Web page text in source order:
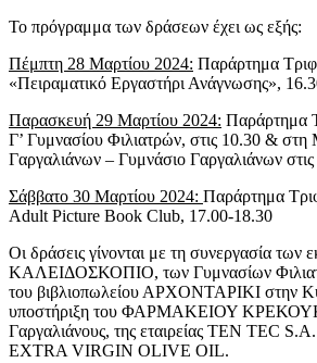
Το πρόγραμμα των δράσεων έχει ως εξής:
Πέμπτη 28 Μαρτίου 2024: Παράρτημα
«Πειραματικό Εργαστήρι Ανάγνωσης»,
Παρασκευή 29 Μαρτίου 2024: Παράρτημα
Γ’ Γυμνασίου Φιλιατρών, στις 10.30 & στη
Γαργαλιάνων – Γυμνάσιο Γαργαλιάνων
Σάββατο 30 Μαρτίου 2024: Παράρτημα
Adult Picture Book Club, 17.00-18.30
Οι δράσεις γίνονται με τη συνεργασία των
ΚΑΛΕΙΔΟΣΚΟΠΙΟ, των Γυμνασίων
του βιβλιοπωλείου ΑΡΧΟΝΤΑΡΙΚΙ στην
υποστήριξη του ΦΑΡΜΑΚΕΙΟΥ
Γαργαλιάνους, της εταιρείας TEN TEC
EXTRA VIRGIN OLIVE OIL.